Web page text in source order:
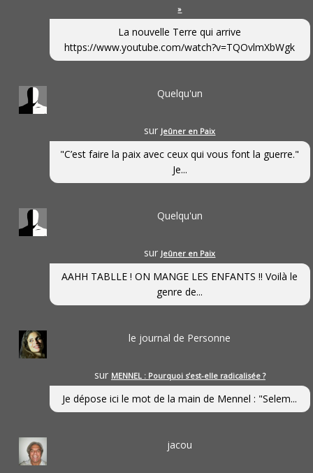
»
La nouvelle Terre qui arrive
https://www.youtube.com/watch?v=TQOvlmXbWgk
Quelqu'un
sur Jeûner en Paix
"C’est faire la paix avec ceux qui vous font la guerre."
Je...
Quelqu'un
sur Jeûner en Paix
AAHH TABLLE ! ON MANGE LES ENFANTS !! Voilà le
genre de...
le journal de Personne
sur MENNEL : Pourquoi s’est-elle radicalisée ?
Je dépose ici le mot de la main de Mennel : "Selem...
jacou